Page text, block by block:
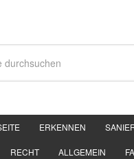
ERKENNEN
RECHT ALLGEMEIN